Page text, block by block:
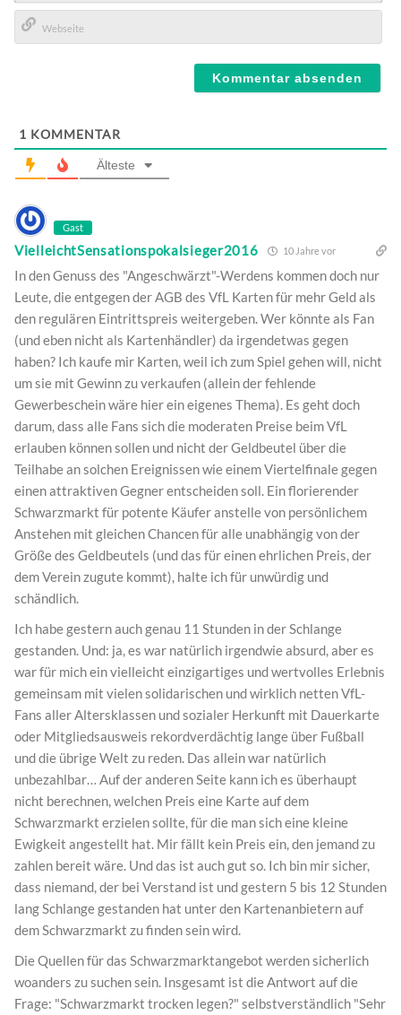
E-
Mail*
1 KOMMENTAR
Älteste
Gast
VielleichtSensationspokalsieger2016 10 Jahre vor
In den Genuss des "Angeschwärzt"-Werdens kommen doch nur
Leute, die entgegen der AGB des VfL Karten für mehr Geld als
den regulären Eintrittspreis weitergeben. Wer könnte als Fan
(und eben nicht als Kartenhändler) da irgendetwas gegen
haben? Ich kaufe mir Karten, weil ich zum Spiel gehen will, nicht
um sie mit Gewinn zu verkaufen (allein der fehlende
Gewerbeschein wäre hier ein eigenes Thema). Es geht doch
darum, dass alle Fans sich die moderaten Preise beim VfL
erlauben können sollen und nicht der Geldbeutel über die
Teilhabe an solchen Ereignissen wie einem Viertelfinale gegen
einen attraktiven Gegner entscheiden soll. Ein florierender
Schwarzmarkt für potente Käufer anstelle von persönlichem
Anstehen mit gleichen Chancen für alle unabhängig von der
Größe des Geldbeutels (und das für einen ehrlichen Preis, der
dem Verein zugute kommt), halte ich für unwürdig und
schändlich.
Ich habe gestern auch genau 11 Stunden in der Schlange
gestanden. Und: ja, es war natürlich irgendwie absurd, aber es
war für mich ein vielleicht einzigartiges und wertvolles Erlebnis
gemeinsam mit vielen solidarischen und wirklich netten VfL-
Fans aller Altersklassen und sozialer Herkunft mit Dauerkarte
oder Mitgliedsausweis rekordverdächtig lange über Fußball
und die übrige Welt zu reden. Das allein war natürlich
unbezahlbar… Auf der anderen Seite kann ich es überhaupt
nicht berechnen, welchen Preis eine Karte auf dem
Schwarzmarkt erzielen sollte, für die man sich eine kleine
Ewigkeit angestellt hat. Mir fällt kein Preis ein, den jemand zu
zahlen bereit wäre. Und das ist auch gut so. Ich bin mir sicher,
dass niemand, der bei Verstand ist und gestern 5 bis 12 Stunden
lang Schlange gestanden hat unter den Kartenanbietern auf
dem Schwarzmarkt zu finden sein wird.
Die Quellen für das Schwarzmarktangebot werden sicherlich
woanders zu suchen sein. Insgesamt ist die Antwort auf die
Frage: "Schwarzmarkt trocken legen?" selbstverständlich "Sehr